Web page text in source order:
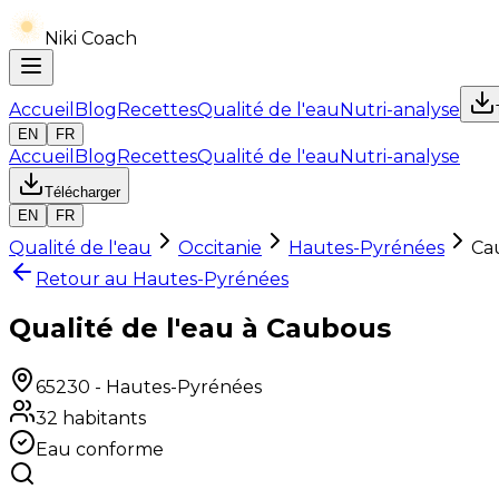
Niki Coach
Accueil BlogRecettesQualité de l'eauNutri-analyse
EN
FR
Accueil BlogRecettesQualité de l'eauNutri-analyse
Télécharger
EN
FR
Qualité de l'eau Occitanie Hautes-Pyrénées
Retour au Hautes-Pyrénées
Qualité de l'eau à Caubous
65230 - Hautes-Pyrénées
32 habitants
Eau conforme